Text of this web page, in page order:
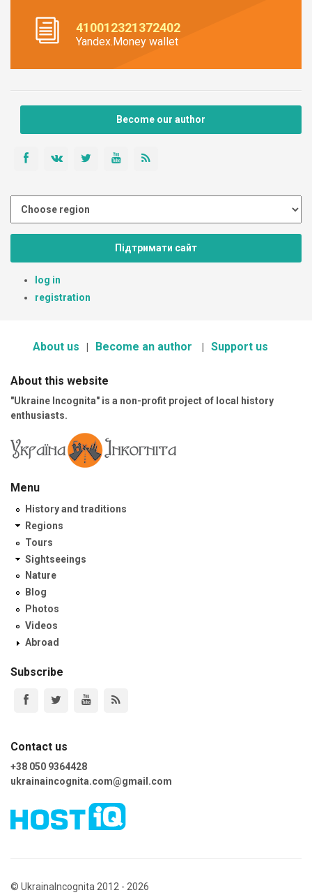
410012321372402
Yandex.Money wallet
Become our author
Підтримати сайт
log in
registration
About us Become an author Support us
About this website
"Ukraine Incognita" is a non-profit project of local history
enthusiasts.
Menu
History and traditions
Regions
Tours
Sightseeings
Nature
Blog
Photos
Videos
Abroad
Subscribe
Contact us
+38 050 9364428
ukrainaincognita.com@gmail.com
© UkrainaIncognita 2012 - 2026